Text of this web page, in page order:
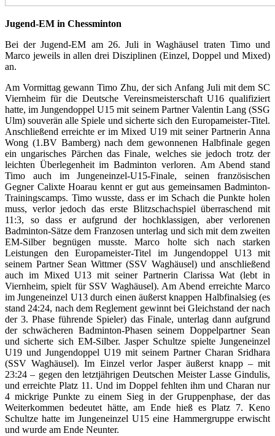
Jugend-EM in Chessminton
Bei der Jugend-EM am 26. Juli in Waghäusel traten Timo und
Marco jeweils in allen drei Disziplinen (Einzel, Doppel und Mixed)
an.
Am Vormittag gewann Timo Zhu, der sich Anfang Juli mit dem SC
Viernheim für die Deutsche Vereinsmeisterschaft U16 qualifiziert
hatte, im Jungendoppel U15 mit seinem Partner Valentin Lang (SSG
Ulm) souverän alle Spiele und sicherte sich den Europameister-Titel.
Anschließend erreichte er im Mixed U19 mit seiner Partnerin Anna
Wong (1.BV Bamberg) nach dem gewonnenen Halbfinale gegen
ein ungarisches Pärchen das Finale, welches sie jedoch trotz der
leichten Überlegenheit im Badminton verloren. Am Abend stand
Timo auch im Jungeneinzel-U15-Finale, seinen französischen
Gegner Calixte Hoarau kennt er gut aus gemeinsamen Badminton-
Trainingscamps. Timo wusste, dass er im Schach die Punkte holen
muss, verlor jedoch das erste Blitzschachspiel überraschend mit
11:3, so dass er aufgrund der hochklassigen, aber verlorenen
Badminton-Sätze dem Franzosen unterlag und sich mit dem zweiten
EM-Silber begnügen musste. Marco holte sich nach starken
Leistungen den Europameister-Titel im Jungendoppel U13 mit
seinem Partner Sean Wittmer (SSV Waghäusel) und anschließend
auch im Mixed U13 mit seiner Partnerin Clarissa Wat (lebt in
Viernheim, spielt für SSV Waghäusel). Am Abend erreichte Marco
im Jungeneinzel U13 durch einen äußerst knappen Halbfinalsieg (es
stand 24:24, nach dem Reglement gewinnt bei Gleichstand der nach
der 3. Phase führende Spieler) das Finale, unterlag dann aufgrund
der schwächeren Badminton-Phasen seinem Doppelpartner Sean
und sicherte sich EM-Silber. Jasper Schultze spielte Jungeneinzel
U19 und Jungendoppel U19 mit seinem Partner Charan Sridhara
(SSV Waghäusel). Im Einzel verlor Jasper äußerst knapp – mit
23:24 – gegen den letztjährigen Deutschen Meister Lasse Gindulis,
und erreichte Platz 11. Und im Doppel fehlten ihm und Charan nur
4 mickrige Punkte zu einem Sieg in der Gruppenphase, der das
Weiterkommen bedeutet hätte, am Ende hieß es Platz 7. Keno
Schultze hatte im Jungeneinzel U15 eine Hammergruppe erwischt
und wurde am Ende Neunter.